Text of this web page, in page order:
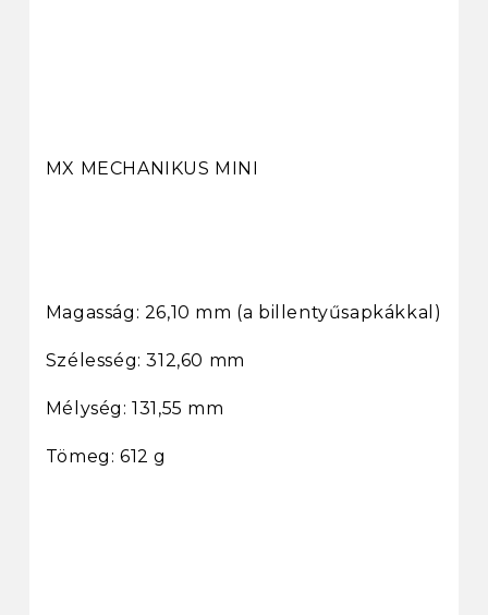
MX MECHANIKUS MINI
Magasság: 26,10 mm (a billentyűsapkákkal)
Szélesség: 312,60 mm
Mélység: 131,55 mm
Tömeg: 612 g